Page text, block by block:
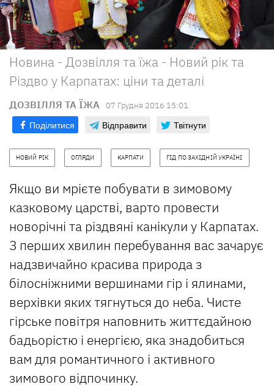
Новина - Дозвілля та їжа - Новий рік та
Різдво у Карпатах: ціни та деталі
ДОЗВІЛЛЯ ТА ЇЖА 07 Грудня 2016 15:01
Поділитися Відправити Твітнути
НОВИЙ РІК ОГЛЯДИ КАРПАТИ ГІД ПО ЗАХІДНІЙ УКРАЇНІ
Якщо ви мрієте побувати в зимовому
казковому царстві, варто провести
новорічні та різдвяні канікули у Карпатах.
З перших хвилин перебування вас зачарує
надзвичайно красива природа з
білосніжними вершинами гір і ялинами,
верхівки яких тягнуться до неба. Чисте
гірське повітря наповнить життєдайною
бадьорістю і енергією, яка знадобиться
вам для романтичного і активного
зимового відпочинку.